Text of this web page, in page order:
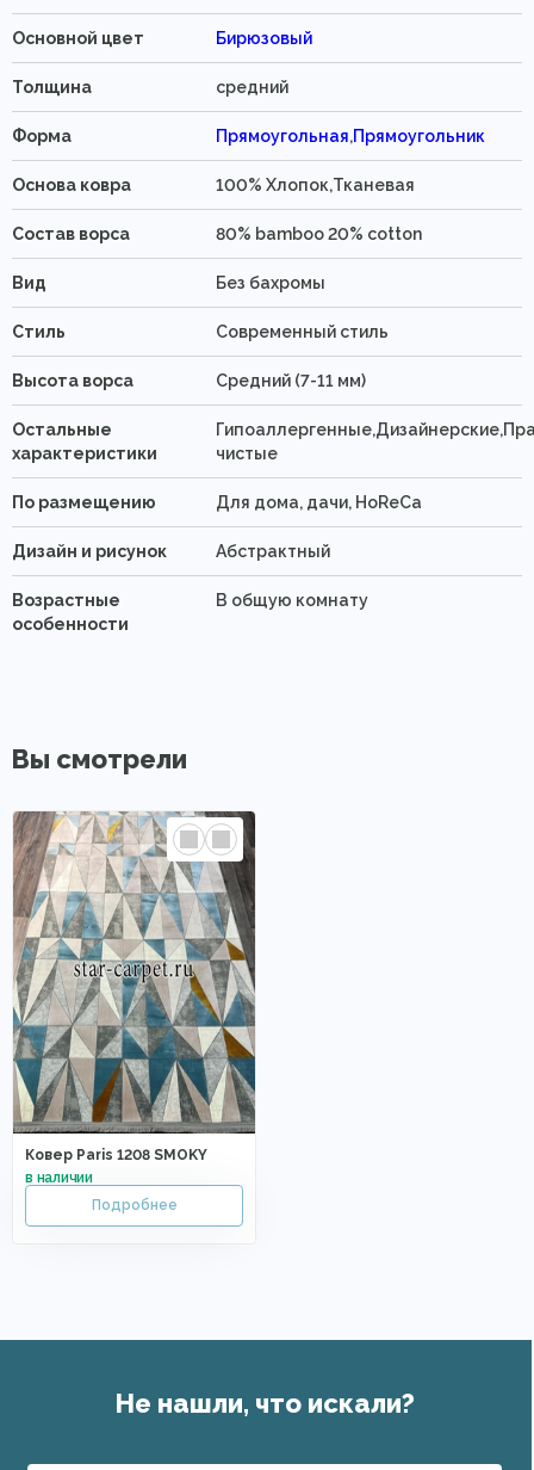
Основной цвет Бирюзовый
Толщина средний
Форма Прямоугольная,Прямоугольник
Основа ковра 100% Хлопок,Тканевая
Состав ворса 80% bamboo 20% cotton
Вид Без бахромы
Стиль Современный стиль
Высота ворса Средний (7-11 мм)
Остальные
характеристики
чистые
По размещению Для дома, дачи, HoReCa
Дизайн и рисунок Абстрактный
Возрастные
особенности
В общую комнату
Вы смотрели
Ковер Paris 1208 SMOKY
Не нашли, что искали?